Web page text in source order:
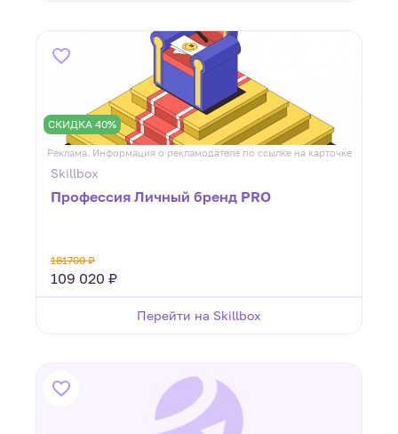
СКИДКА 40%
Реклама. Информация о рекламодателе по ссылке на карточке
Skillbox
Профессия Личный бренд PRO
181700 ₽
109 020 ₽
Перейти на Skillbox